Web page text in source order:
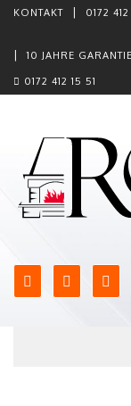
KONTAKT
0172 412
10 JAHRE GARANTIE
0172 412 15 51